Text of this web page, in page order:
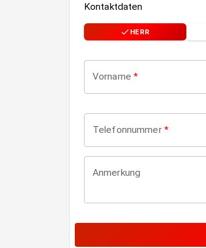
Kontaktdaten
HERR
Vorname *
Telefonnummer *
Anmerkung